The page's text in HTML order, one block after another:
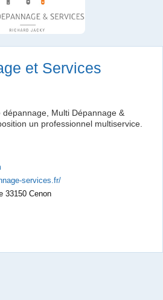
et Services
Multi Dépannage &
un professionnel multiservice.
services.fr/
33150 Cenon